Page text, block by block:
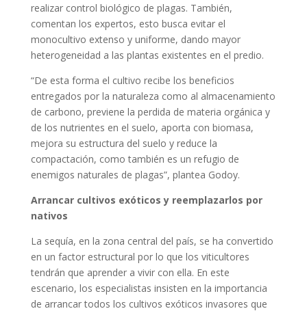
realizar control biológico de plagas. También,
comentan los expertos, esto busca evitar el
monocultivo extenso y uniforme, dando mayor
heterogeneidad a las plantas existentes en el predio.
“De esta forma el cultivo recibe los beneficios
entregados por la naturaleza como al almacenamiento
de carbono, previene la perdida de materia orgánica y
de los nutrientes en el suelo, aporta con biomasa,
mejora su estructura del suelo y reduce la
compactación, como también es un refugio de
enemigos naturales de plagas”, plantea Godoy.
Arrancar cultivos exóticos y reemplazarlos por
nativos
La sequía, en la zona central del país, se ha convertido
en un factor estructural por lo que los viticultores
tendrán que aprender a vivir con ella. En este
escenario, los especialistas insisten en la importancia
de arrancar todos los cultivos exóticos invasores que